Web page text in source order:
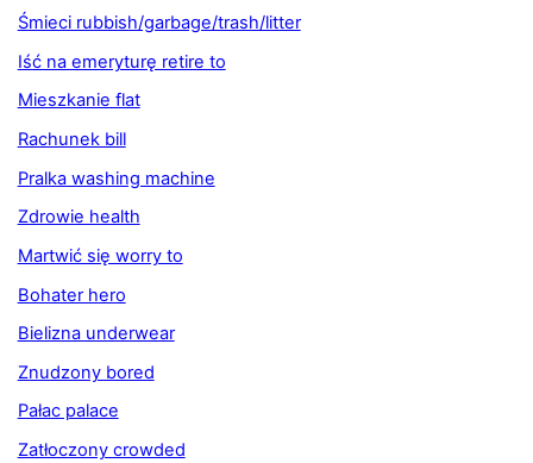
Śmieci rubbish/garbage/trash/litter
Iść na emeryturę retire to
Mieszkanie flat
Rachunek bill
Pralka washing machine
Zdrowie health
Martwić się worry to
Bohater hero
Bielizna underwear
Znudzony bored
Pałac palace
Zatłoczony crowded